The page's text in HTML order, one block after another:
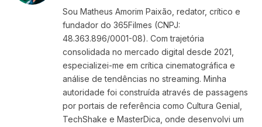
Sou Matheus Amorim Paixão, redator, crítico e
fundador do 365Filmes (CNPJ:
48.363.896/0001-08). Com trajetória
consolidada no mercado digital desde 2021,
especializei-me em crítica cinematográfica e
análise de tendências no streaming. Minha
autoridade foi construída através de passagens
por portais de referência como Cultura Genial,
TechShake e MasterDica, onde desenvolvi um